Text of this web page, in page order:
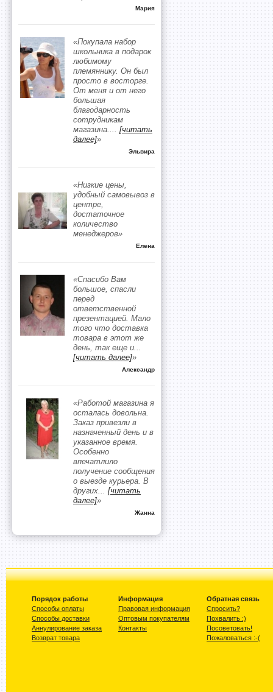
Мария
«Покупала набор
школьника в подарок
любимому
племяннику. Он был
просто в восторге.
От меня и от него
большая
благодарность
сотрудникам
магазина.... [читать
далее]»
Эльвира
«Низкие цены,
удобный самовывоз в
центре,
достаточное
количество
менеджеров»
Елена
«Спасибо Вам
большое, спасли
перед
ответственной
презентацией. Мало
того что доставка
товара в этот же
день, так еще и...
[читать далее]»
Александр
«Работой магазина я
осталась довольна.
Заказ привезли в
назначенный день и в
указанное время.
Особенно
впечатлило
получение сообщения
о выезде курьера. В
других... [читать
далее]»
Жанна
Порядок работы
Способы оплаты
Способы доставки
Аннулирование заказа
Возврат товара
Информация
Правовая информация
Оптовым покупателям
Контакты
Обратная связь
Спросить?
Похвалить :)
Посоветовать!
Пожаловаться :-(